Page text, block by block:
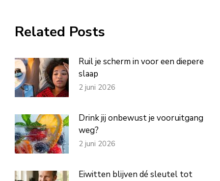
Related Posts
Ruil je scherm in voor een diepere
slaap
2 juni 2026
Drink jij onbewust je vooruitgang
weg?
2 juni 2026
Eiwitten blijven dé sleutel tot